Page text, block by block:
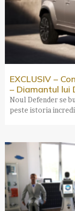
EXCLUSIV –
– Diamantul lui
Noul Defender se
peste istoria